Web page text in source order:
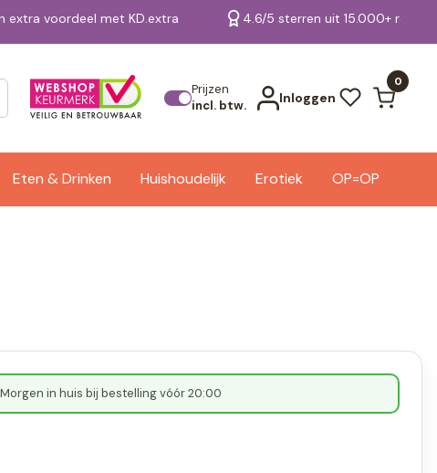
extra voordeel met KD.extra 4.6/5 sterren uit 15.000+
Prijzen
incl. btw.
Inloggen
0
Eten & Drinken Huishoudelijk Erotiek OP=OP
Bekijk alle resultaten
Morgen in huis bij bestelling vóór 20:00